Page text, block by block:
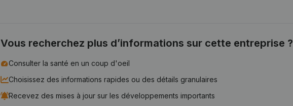
Vous recherchez plus d’informations sur cette entreprise ?
Consulter la santé en un coup d'oeil
Choisissez des informations rapides ou des détails granulaires
Recevez des mises à jour sur les développements importants